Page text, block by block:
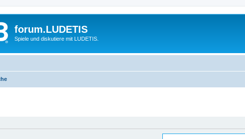
forum.LUDETIS
Spiele und diskutiere mit LUDETIS.